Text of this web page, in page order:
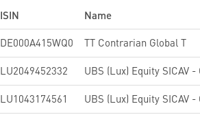
ISIN
Name
DE000A415WQ0 TT Contrarian Global T
LU2049452332
LU1043174561